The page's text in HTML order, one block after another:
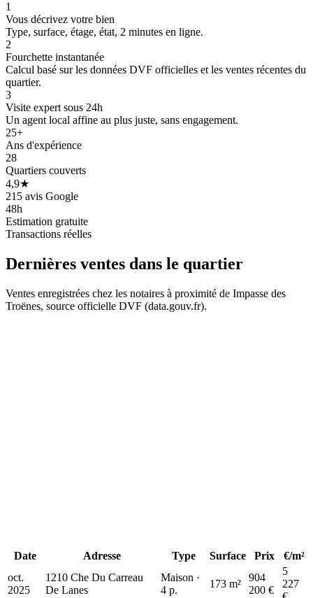
1
Vous décrivez votre bien
Type, surface, étage, état, 2 minutes en ligne.
2
Fourchette instantanée
Calcul basé sur les données DVF officielles et les ventes récentes du
quartier.
3
Visite expert sous 24h
Un agent local affine au plus juste, sans engagement.
25+
Ans d'expérience
28
Quartiers couverts
4,9★
215 avis Google
48h
Estimation gratuite
Transactions réelles
Dernières ventes dans le quartier
Ventes enregistrées chez les notaires à proximité de Impasse des
Troënes, source officielle DVF (data.gouv.fr).
Date Adresse Type Surface Prix
€/m²
oct.
2025
1210 Che Du Carreau
De Lanes
Maison ·
4 p.
173 m²
904
200 €
5
227